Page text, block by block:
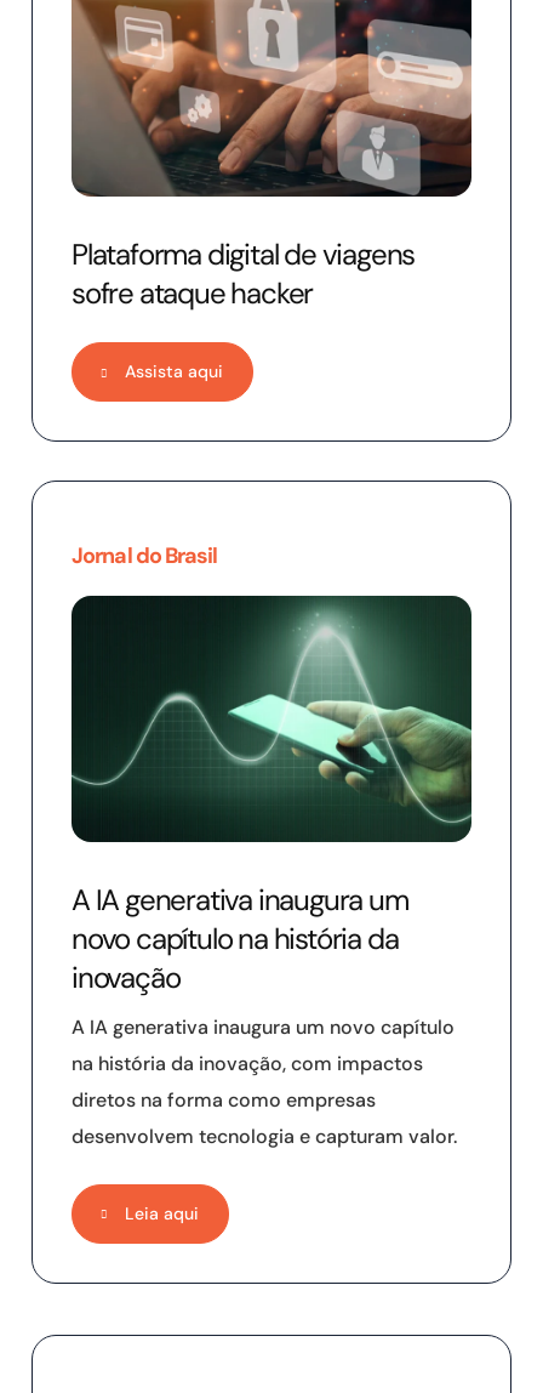
Plataforma digital de viagens
sofre ataque hacker
Assista aqui
Jornal do Brasil
A IA generativa inaugura um
novo capítulo na história da
inovação
A IA generativa inaugura um novo capítulo
na história da inovação, com impactos
diretos na forma como empresas
desenvolvem tecnologia e capturam valor.
Leia aqui